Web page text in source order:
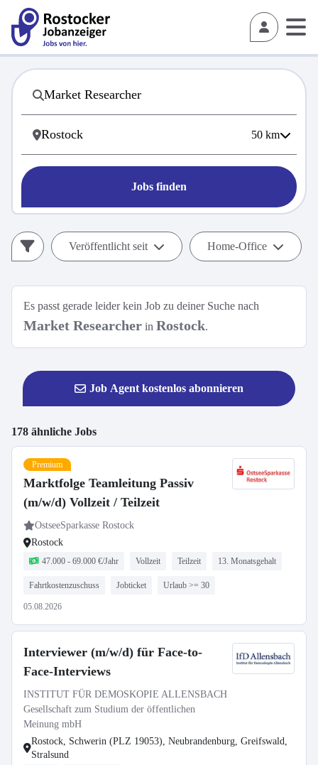
50 km
Jobs finden
Veröffentlicht seit Home-Office
Es passt gerade leider kein Job zu deiner Suche nach
Market Researcher in Rostock.
Job Agent kostenlos abonnieren
178 ähnliche Jobs
Premium
Marktfolge Teamleitung Passiv
(m/w/d) Vollzeit / Teilzeit
OstseeSparkasse Rostock
Rostock
47.000 - 69.000 €/Jahr Vollzeit Teilzeit 13. Monatsgehalt
Fahrtkostenzuschuss Jobticket Urlaub >= 30
05.08.2026
Interviewer (m/w/d) für Face-to-
Face-Interviews
INSTITUT FÜR DEMOSKOPIE ALLENSBACH
Gesellschaft zum Studium der öffentlichen
Meinung mbH
Rostock, Schwerin (PLZ 19053), Neubrandenburg, Greifswald,
Stralsund